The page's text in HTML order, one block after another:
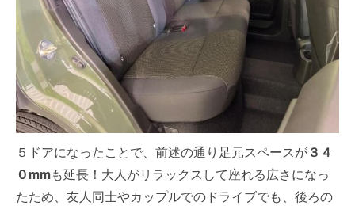
５ドアになったことで、前述の通り足元スペースが３４
０mmも延長！大人がリラックスして座れる広さになっ
たため、友人同士やカップルでのドライブでも、後ろの